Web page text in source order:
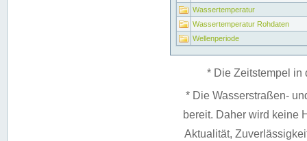
Wassertemperatur
Wassertemperatur Rohdaten
Wellenperiode
* Die Zeitstempel in
* Die Wasserstraßen-
bereit. Daher wird keine
Aktualität,